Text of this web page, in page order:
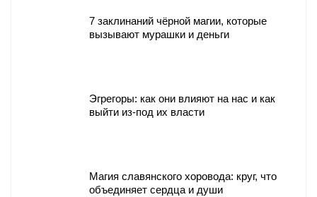
7 заклинаний чёрной магии, которые
вызывают мурашки и деньги
Эгрегоры: как они влияют на нас и как
выйти из-под их власти
Магия славянского хоровода: круг, что
объединяет сердца и души